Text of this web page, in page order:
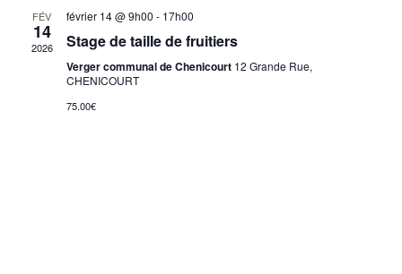
FÉV
14
2026
février 14 @ 9h00 - 17h00
Stage de taille de fruitiers
Verger communal de Chenicourt 12 Grande Rue,
CHENICOURT
75.00€